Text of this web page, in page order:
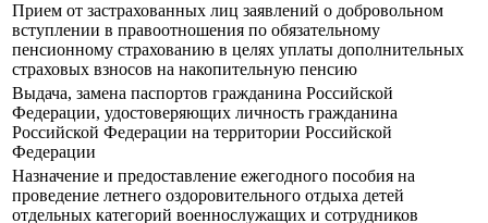
Прием от застрахованных лиц заявлений о добровольном
вступлении в правоотношения по обязательному
пенсионному страхованию в целях уплаты дополнительных
страховых взносов на накопительную пенсию
Выдача, замена паспортов гражданина Российской
Федерации, удостоверяющих личность гражданина
Российской Федерации на территории Российской
Федерации
Назначение и предоставление ежегодного пособия на
проведение летнего оздоровительного отдыха детей
отдельных категорий военнослужащих и сотрудников